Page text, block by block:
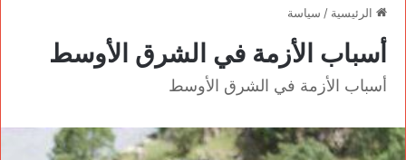
الرئيسية / سياسة
أسباب الأزمة في الشرق الأوسط
أسباب الأزمة في الشرق الأوسط